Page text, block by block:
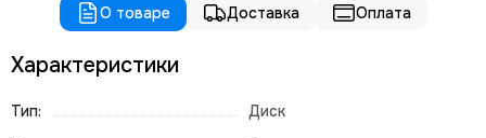
О товаре Доставка Оплата
Характеристики
Тип:
Диск